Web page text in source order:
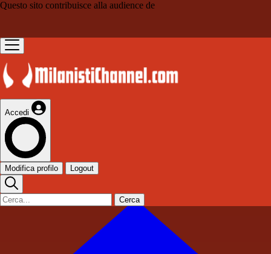
Questo sito contribuisce alla audience de
Accedi
Modifica profilo Logout
Cerca